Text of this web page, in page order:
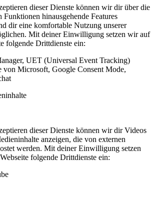
dieser Dienste können wir dir über die
Funktionen hinausgehende Features
dir eine komfortable Nutzung unserer
Mit deiner Einwilligung setzen wir auf
folgende Drittdienste ein:
UET (Universal Event Tracking)
von Microsoft, Google Consent Mode,
dieser Dienste können wir dir Videos
anzeigen, die von externen
werden. Mit deiner Einwilligung setzen
folgende Drittdienste ein: